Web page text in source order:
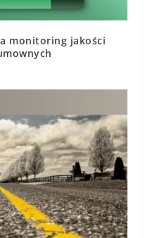
monitoring jakości